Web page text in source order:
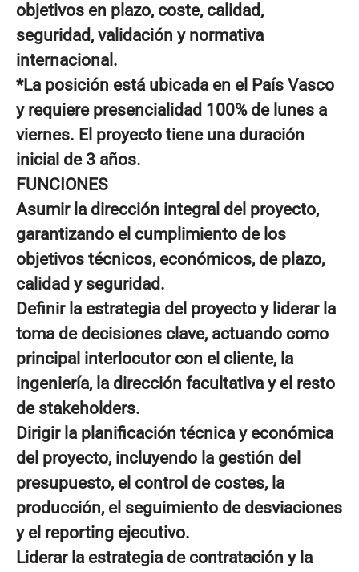
objetivos en plazo, coste, calidad,
seguridad, validación y normativa
internacional.
*La posición está ubicada en el País Vasco
y requiere presencialidad 100% de lunes a
viernes. El proyecto tiene una duración
inicial de 3 años.
FUNCIONES
Asumir la dirección integral del proyecto,
garantizando el cumplimiento de los
objetivos técnicos, económicos, de plazo,
calidad y seguridad.
Definir la estrategia del proyecto y liderar la
toma de decisiones clave, actuando como
principal interlocutor con el cliente, la
ingeniería, la dirección facultativa y el resto
de stakeholders.
Dirigir la planificación técnica y económica
del proyecto, incluyendo la gestión del
presupuesto, el control de costes, la
producción, el seguimiento de desviaciones
y el reporting ejecutivo.
Liderar la estrategia de contratación y la